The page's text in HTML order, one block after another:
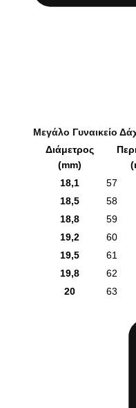
Μεγάλο Γυναικείο
Διάμετρος
(mm)
18,1
57
18,5
58
18,8
59
19,2
60
19,5
61
19,8
62
20
63